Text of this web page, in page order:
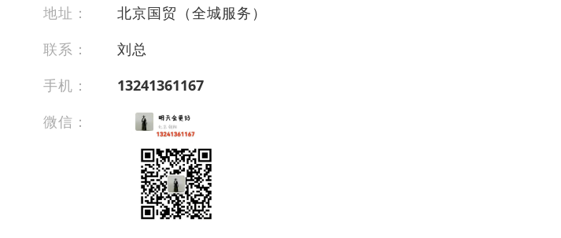
地址：
北京国贸（全城服务）
联系：
刘总
手机：
13241361167
微信：